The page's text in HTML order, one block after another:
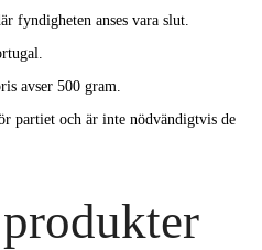
fyndigheten anses vara slut.
avser 500 gram.
partiet och är inte nödvändigtvis de